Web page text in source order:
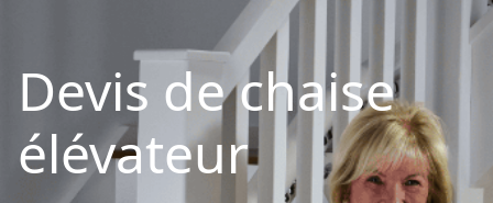
Devis de chaise
élévateur